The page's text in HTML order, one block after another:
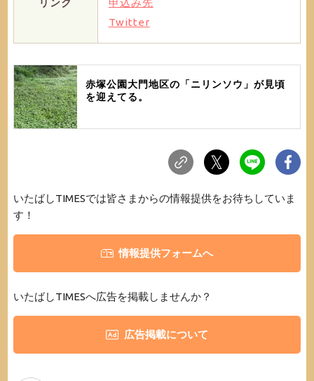
リンク
申込み先
Twitter
赤塚公園大門地区の「ニリンソウ」が見頃
を迎えてる。
いたばしTIMESでは皆さまからの情報提供をお待ちしていま
す！
情報提供フォームへ
いたばしTIMESへ広告を掲載しませんか？
広告掲載について